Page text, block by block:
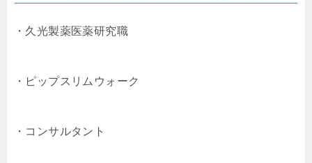
・久光製薬医薬研究職
・ピップスリムウォーク
・コンサルタント